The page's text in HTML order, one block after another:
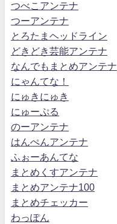
つべこアンテナ
つーアンテナ
とろたまヘッドライン
どきどき芸能アンテナ
なんでもまとめアンテナ
にゃんてな！
にゅきにゅき
にゅーぷる
のーアンテナ
はんぺんアンテナ
ふぉーあんてな
まとめくすアンテナ
まとめアンテナ100
まとめチェッカー
わっぽん